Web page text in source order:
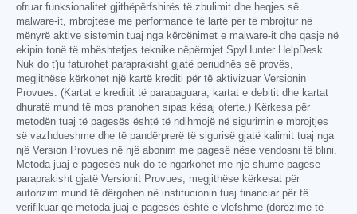
ofruar funksionalitet gjithëpërfshirës të zbulimit dhe heqjes së
malware-it, mbrojtëse me performancë të lartë për të mbrojtur në
mënyrë aktive sistemin tuaj nga kërcënimet e malware-it dhe qasje në
ekipin tonë të mbështetjes teknike nëpërmjet SpyHunter HelpDesk.
Nuk do t'ju faturohet paraprakisht gjatë periudhës së provës,
megjithëse kërkohet një kartë krediti për të aktivizuar Versionin
Provues. (Kartat e kreditit të parapaguara, kartat e debitit dhe kartat
dhuratë mund të mos pranohen sipas kësaj oferte.) Kërkesa për
metodën tuaj të pagesës është të ndihmojë në sigurimin e mbrojtjes
së vazhdueshme dhe të pandërprerë të sigurisë gjatë kalimit tuaj nga
një Version Provues në një abonim me pagesë nëse vendosni të blini.
Metoda juaj e pagesës nuk do të ngarkohet me një shumë pagese
paraprakisht gjatë Versionit Provues, megjithëse kërkesat për
autorizim mund të dërgohen në institucionin tuaj financiar për të
verifikuar që metoda juaj e pagesës është e vlefshme (dorëzime të